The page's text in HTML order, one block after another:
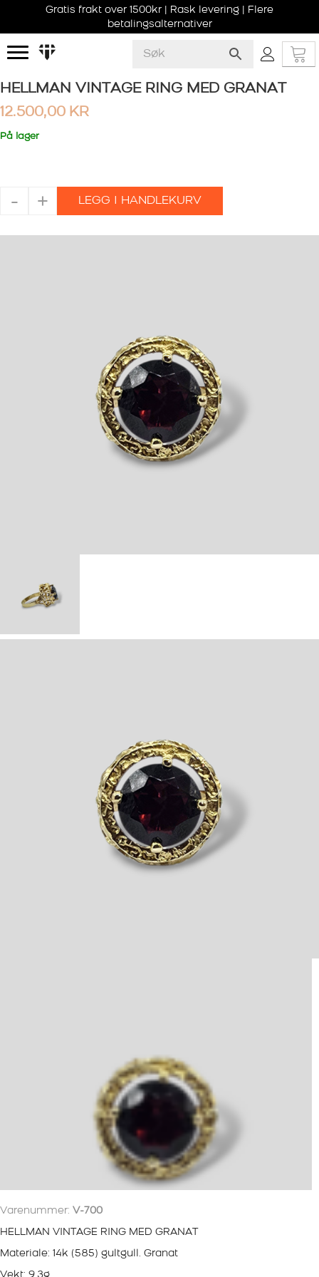
Gratis frakt over 1500kr | Rask levering | Flere
betalingsalternativer
HELLMAN VINTAGE RING MED GRANAT
12.500,00 KR
På lager
-
VINTAGE
MED
+ LEGG I HANDLEKURV
Varenummer: V-700
HELLMAN VINTAGE RING MED GRANAT
Materiale: 14k (585) gultgull. Granat